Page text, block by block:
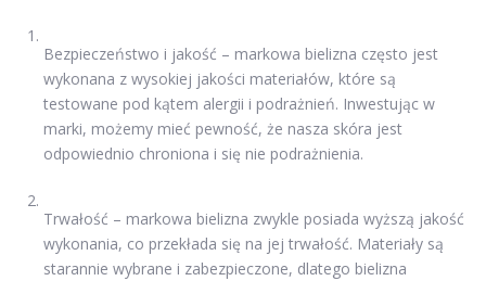
Bezpieczeństwo i jakość – markowa bielizna często jest
wykonana z wysokiej jakości materiałów, które są
testowane pod kątem alergii i podrażnień. Inwestując w
marki, możemy mieć pewność, że nasza skóra jest
odpowiednio chroniona i się nie podrażnienia.
Trwałość – markowa bielizna zwykle posiada wyższą jakość
wykonania, co przekłada się na jej trwałość. Materiały są
starannie wybrane i zabezpieczone, dlatego bielizna